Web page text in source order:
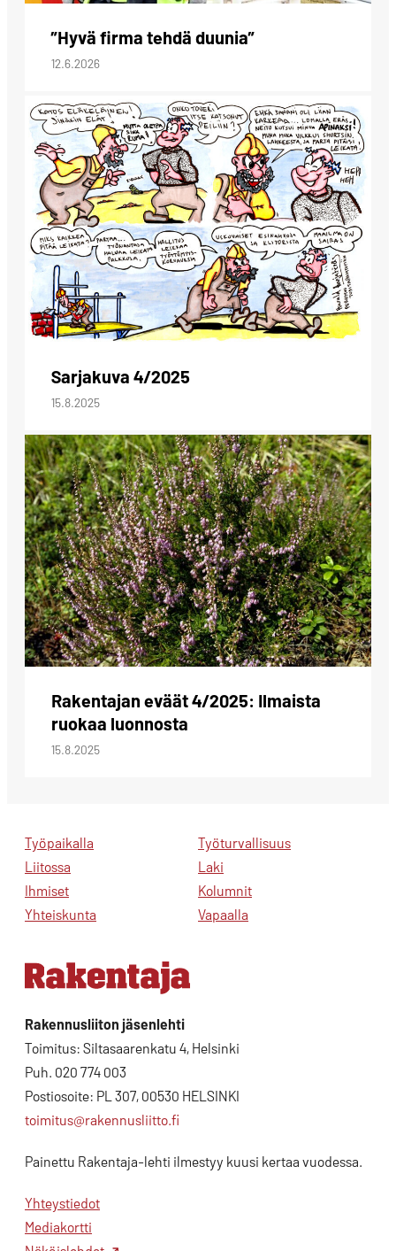
”Hyvä firma tehdä duunia”
12.6.2026
Sarjakuva 4/2025
15.8.2025
Rakentajan eväät 4/2025: Ilmaista
ruokaa luonnosta
15.8.2025
Työpaikalla
Liitossa
Ihmiset
Yhteiskunta
Työturvallisuus
Laki
Kolumnit
Vapaalla
Rakennusliiton jäsenlehti
Toimitus: Siltasaarenkatu 4, Helsinki
Puh. 020 774 003
Postiosoite: PL 307, 00530 HELSINKI
toimitus@rakennusliitto.fi
Painettu Rakentaja-lehti ilmestyy kuusi kertaa vuodessa.
Yhteystiedot
Mediakortti